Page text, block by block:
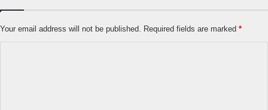
Your email address will not be published. Required fields are marked *